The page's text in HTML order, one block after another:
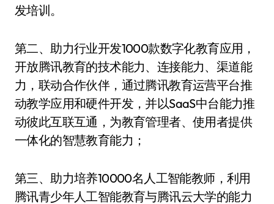
发培训。
第二、助力行业开发1000款数字化教育应用，
开放腾讯教育的技术能力、连接能力、渠道能
力，联动合作伙伴，通过腾讯教育运营平台推
动教学应用和硬件开发，并以SaaS中台能力推
动彼此互联互通，为教育管理者、使用者提供
一体化的智慧教育能力；
第三、助力培养10000名人工智能教师，利用
腾讯青少年人工智能教育与腾讯云大学的能力